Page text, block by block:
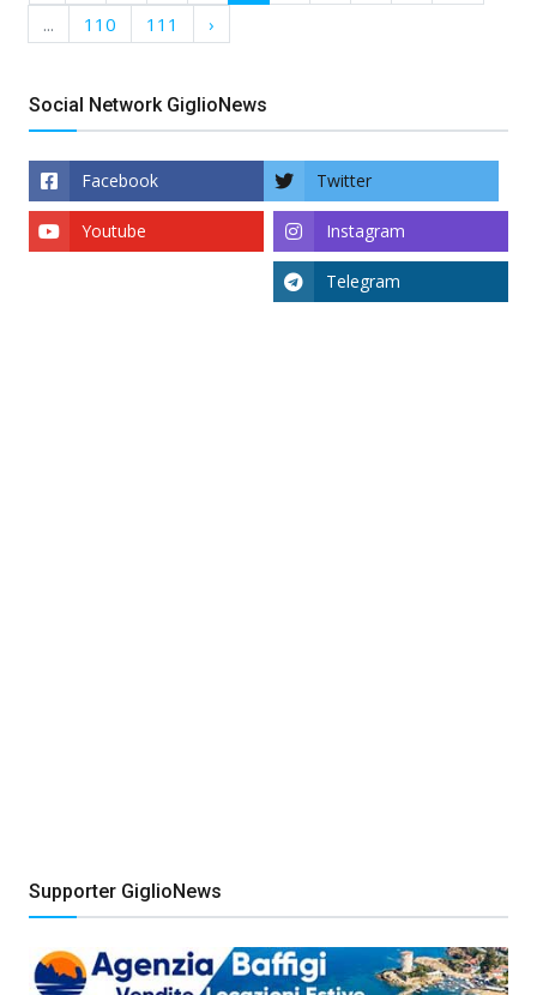
...
110 111 ›
Social Network GiglioNews
Facebook Twitter
Instagram
Youtube
Telegram
Supporter GiglioNews